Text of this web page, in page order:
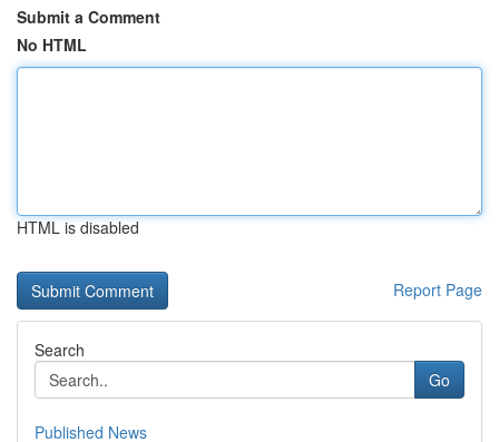
Submit a Comment
No HTML
HTML is disabled
Report Page
Search
Go
Published News